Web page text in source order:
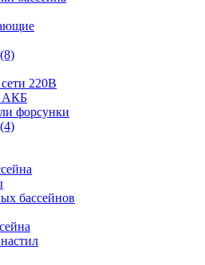
220В
АКБ
форсунки
бассейнов